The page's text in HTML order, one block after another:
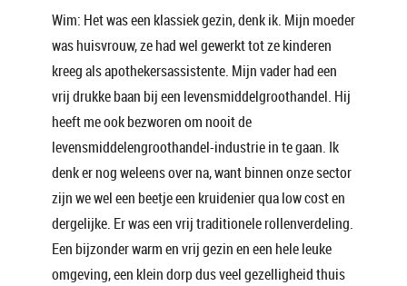
Wim: Het was een klassiek gezin, denk ik. Mijn moeder
was huisvrouw, ze had wel gewerkt tot ze kinderen
kreeg als apothekersassistente. Mijn vader had een
vrij drukke baan bij een levensmiddelgroothandel. Hij
heeft me ook bezworen om nooit de
levensmiddelengroothandel-industrie in te gaan. Ik
denk er nog weleens over na, want binnen onze sector
zijn we wel een beetje een kruidenier qua low cost en
dergelijke. Er was een vrij traditionele rollenverdeling.
Een bijzonder warm en vrij gezin en een hele leuke
omgeving, een klein dorp dus veel gezelligheid thuis